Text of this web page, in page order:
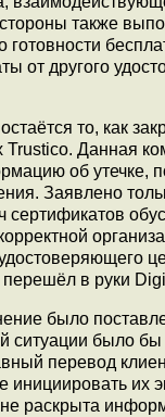
также
готовности
от другого
то, как
Trustico. Данная
об утечке,
Заявлено
сертификатов
в руки
было
ситуации было
перевод
инициировать их
не раскрыта